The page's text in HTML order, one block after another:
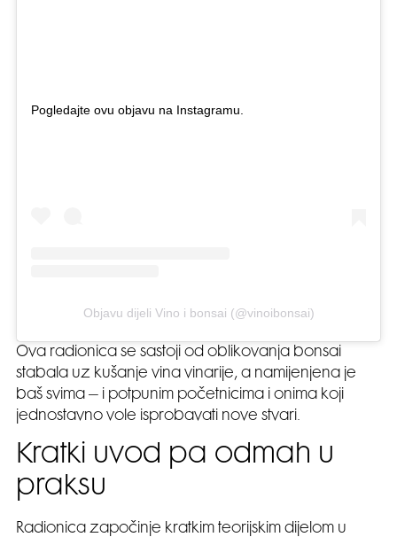
Pogledajte ovu objavu na Instagramu.
Objavu dijeli Vino i bonsai (@vinoibonsai)
Ova radionica se sastoji od oblikovanja bonsai
stabala uz kušanje vina vinarije, a namijenjena je
baš svima – i potpunim početnicima i onima koji
jednostavno vole isprobavati nove stvari.
Kratki uvod pa odmah u
praksu
Radionica započinje kratkim teorijskim dijelom u